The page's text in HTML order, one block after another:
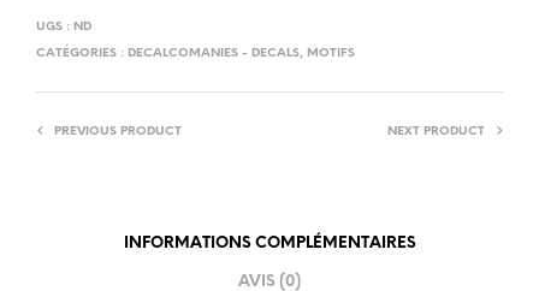
UGS : ND
CATÉGORIES : DECALCOMANIES - DECALS, MOTIFS
PREVIOUS PRODUCT NEXT PRODUCT
INFORMATIONS COMPLÉMENTAIRES
AVIS (0)